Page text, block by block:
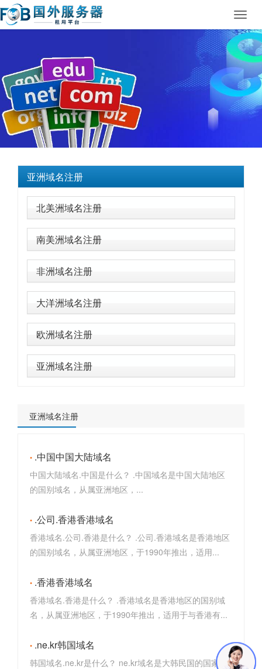
亚洲域名注册
北美洲域名注册
南美洲域名注册
非洲域名注册
大洋洲域名注册
欧洲域名注册
亚洲域名注册
亚洲域名注册
.中国中国大陆域名
中国大陆域名.中国是什么？ .中国域名是中国大陆地区
的国别域名，从属亚洲地区，...
.公司.香港香港域名
香港域名.公司.香港是什么？ .公司.香港域名是香港地区
的国别域名，从属亚洲地区，于1990年推出，适用...
.香港香港域名
香港域名.香港是什么？ .香港域名是香港地区的国别域
名，从属亚洲地区，于1990年推出，适用于与香港有...
.ne.kr韩国域名
韩国域名.ne.kr是什么？ ne.kr域名是大韩民国的国家代